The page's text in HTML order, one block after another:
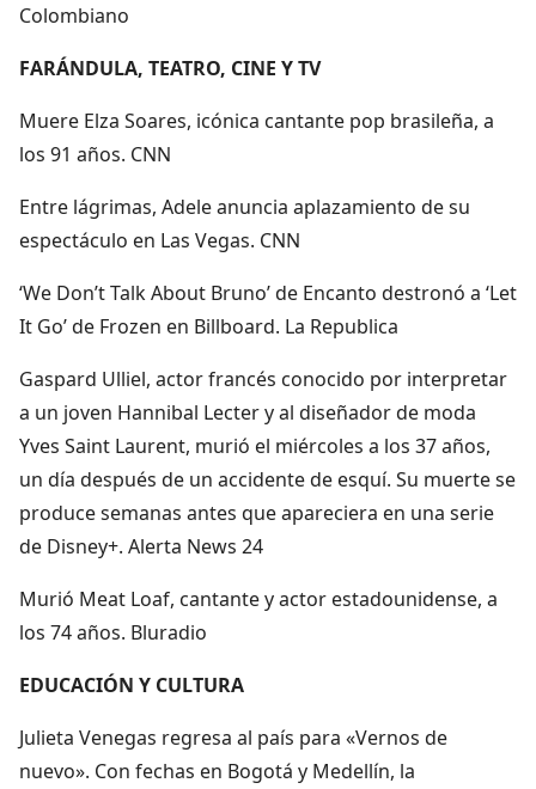
Colombiano
FARÁNDULA, TEATRO, CINE Y TV
Muere Elza Soares, icónica cantante pop brasileña, a
los 91 años. CNN
Entre lágrimas, Adele anuncia aplazamiento de su
espectáculo en Las Vegas. CNN
‘We Don’t Talk About Bruno’ de Encanto destronó a ‘Let
It Go’ de Frozen en Billboard. La Republica
Gaspard Ulliel, actor francés conocido por interpretar
a un joven Hannibal Lecter y al diseñador de moda
Yves Saint Laurent, murió el miércoles a los 37 años,
un día después de un accidente de esquí. Su muerte se
produce semanas antes que apareciera en una serie
de Disney+. Alerta News 24
Murió Meat Loaf, cantante y actor estadounidense, a
los 74 años. Bluradio
EDUCACIÓN Y CULTURA
Julieta Venegas regresa al país para «Vernos de
nuevo». Con fechas en Bogotá y Medellín, la